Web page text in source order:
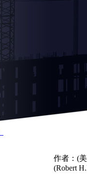
作者：(
(Robert